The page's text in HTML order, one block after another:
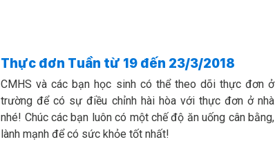
Thực đơn Tuần từ 19 đến 23/3/2018
CMHS và các bạn học sinh có thể theo dõi thực đơn ở
trường để có sự điều chỉnh hài hòa với thực đơn ở nhà
nhé! Chúc các bạn luôn có một chế độ ăn uống cân bằng,
lành mạnh để có sức khỏe tốt nhất!